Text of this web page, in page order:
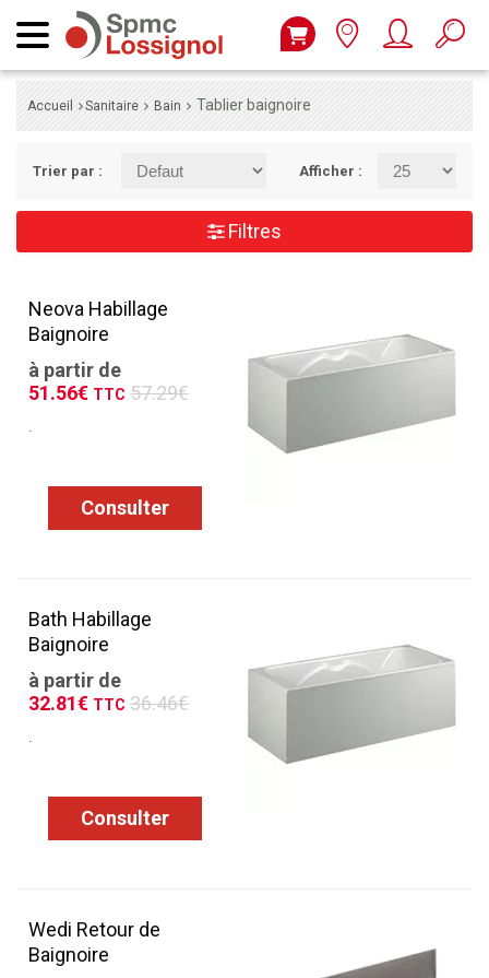
Accueil Sanitaire Bain Tablier baignoire
Trier par : Afficher :
Filtres
Neova Habillage
Baignoire
à partir de
51.56€ TTC 57.29€
.
Consulter
Bath Habillage
Baignoire
à partir de
32.81€ TTC 36.46€
.
Consulter
Wedi Retour de
Baignoire